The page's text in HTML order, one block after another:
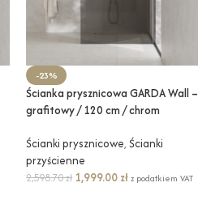
-23%
Ścianka prysznicowa GARDA Wall –
grafitowy / 120 cm / chrom
Ścianki prysznicowe, Ścianki
przyścienne
2,598.70zł 1,999.00 złz podatkiem VAT